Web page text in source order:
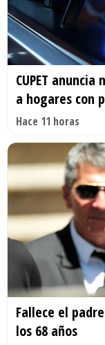
CUPET
a hogares con
Hace 11 horas
Fallece el
los 68 años